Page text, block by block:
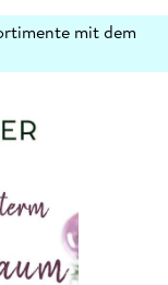
mit dem